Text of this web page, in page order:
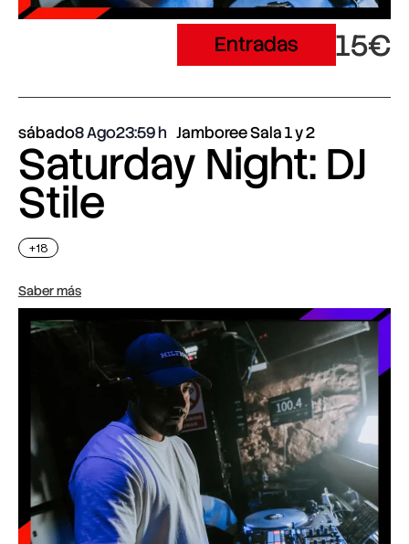
Entradas 15€
sábado8 Ago23:59 Jamboree Sala 1 y 2
Saturday Night: DJ
Stile
+18
Saber más